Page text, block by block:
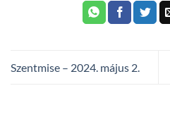
Szentmise – 2024. május 2.